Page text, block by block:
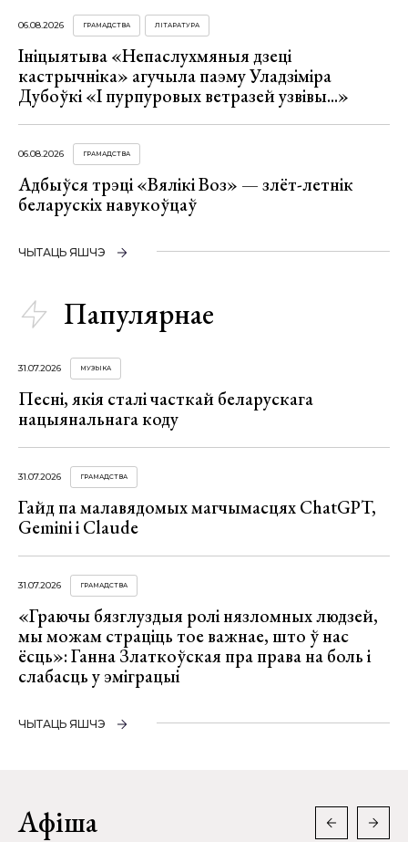
06.08.2026 ГРАМАДСТВА ЛІТАРАТУРА
Ініцыятыва «Непаслухмяныя дзеці
кастрычніка» агучыла паэму Уладзіміра
Дубоўкі «І пурпуровых ветразей узвівы...»
06.08.2026 ГРАМАДСТВА
Адбыўся трэці «Вялікі Воз» — злёт-летнік
беларускіх навукоўцаў
ЧЫТАЦЬ ЯШЧЭ
Папулярнае
31.07.2026 МУЗЫКА
Песні, якія сталі часткай беларускага
нацыянальнага коду
31.07.2026 ГРАМАДСТВА
Гайд па малавядомых магчымасцях ChatGPT,
Gemini і Claude
31.07.2026 ГРАМАДСТВА
«Граючы бязглуздыя ролі нязломных людзей,
мы можам страціць тое важнае, што ў нас
ёсць»: Ганна Златкоўская пра права на боль і
слабасць у эміграцыі
ЧЫТАЦЬ ЯШЧЭ
Афіша